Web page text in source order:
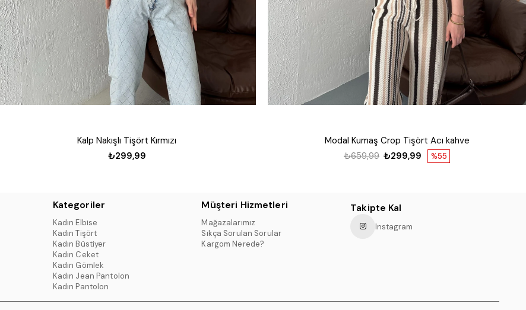
Kalp Nakışlı Tişört Kırmızı
₺299,99
Modal Kumaş Crop Tişört Acı kahve
%55
₺299,99
₺659,99
Kategoriler
Kadın Elbise
Kadın Tişört
Kadın Büstiyer
Kadın Ceket
Kadın Gömlek
Kadın Jean Pantolon
Kadın Pantolon
Müşteri Hizmetleri
Mağazalarımız
Sıkça Sorulan Sorular
Kargom Nerede?
Takipte Kal
Instagram